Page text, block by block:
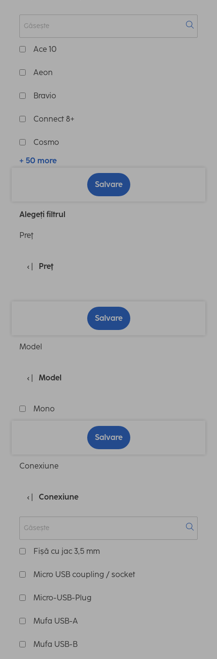
Ace 10
Aeon
Bravio
Connect 8+
Cosmo
+ 50 more
Salvare
Alegeți filtrul
Preţ
Preţ
Salvare
Model
Model
Mono
Salvare
Conexiune
Conexiune
Fișă cu jac 3,5 mm
Micro USB coupling / socket
Micro-USB-Plug
Mufa USB-A
Mufa USB-B